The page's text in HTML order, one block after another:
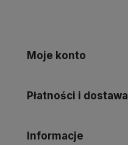
Moje konto
Płatności i dostawa
Informacje